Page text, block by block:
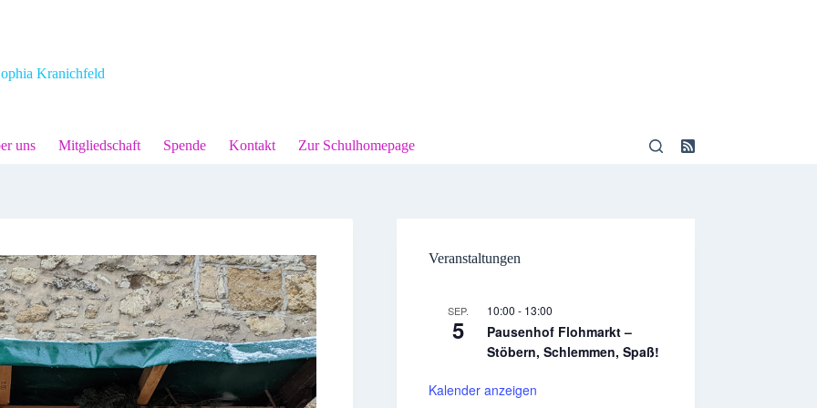
Kranichfeld
uns Mitgliedschaft Spende Kontakt Zur Schulhomepage
Veranstaltungen
SEP.
5
10:00 - 13:00
Pausenhof Flohmarkt –
Stöbern, Schlemmen, Spaß!
Kalender anzeigen